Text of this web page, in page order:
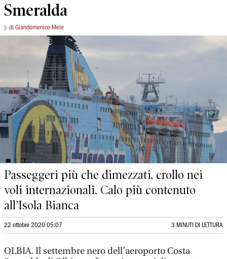
Smeralda
di Giandomenico Mele
Passeggeri più che dimezzati, crollo nei
voli internazionali. Calo più contenuto
all’Isola Bianca
22 ottobre 2020 05:07 3 MINUTI DI LETTURA
OLBIA. Il settembre nero dell’aeroporto Costa